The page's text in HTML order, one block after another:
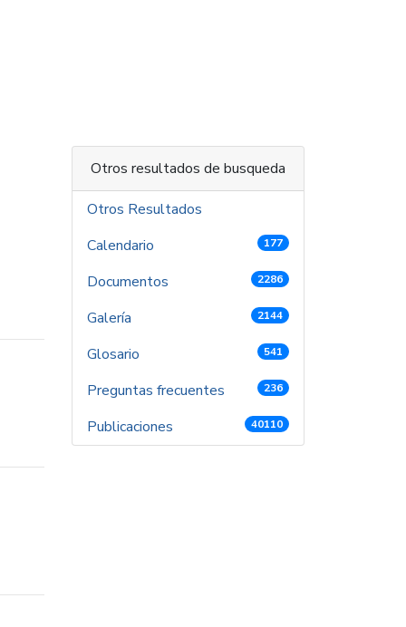
Otros resultados de busqueda
Otros Resultados
Calendario
177
Documentos 2286
Galería 2144
Glosario 541
Preguntas frecuentes 236
Publicaciones 40110